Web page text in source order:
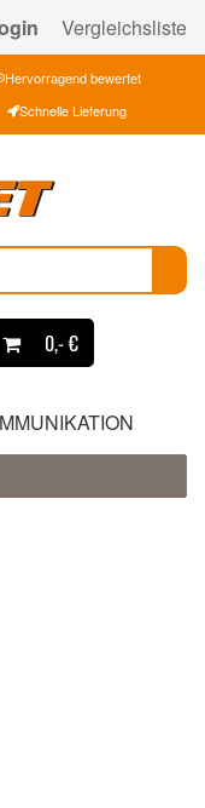
Vergleichsliste
Hervorragend bewertet
Schnelle Lieferung
0,- €